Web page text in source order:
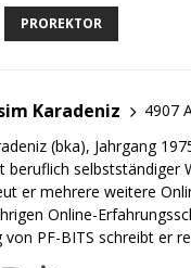
PROREKTOR
Karadeniz
4907
(bka), Jahrgang
beruflich selbstständiger
er mehrere weitere
Online-
von PF-BITS schreibt er